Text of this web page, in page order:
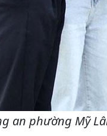
an phường Mỹ